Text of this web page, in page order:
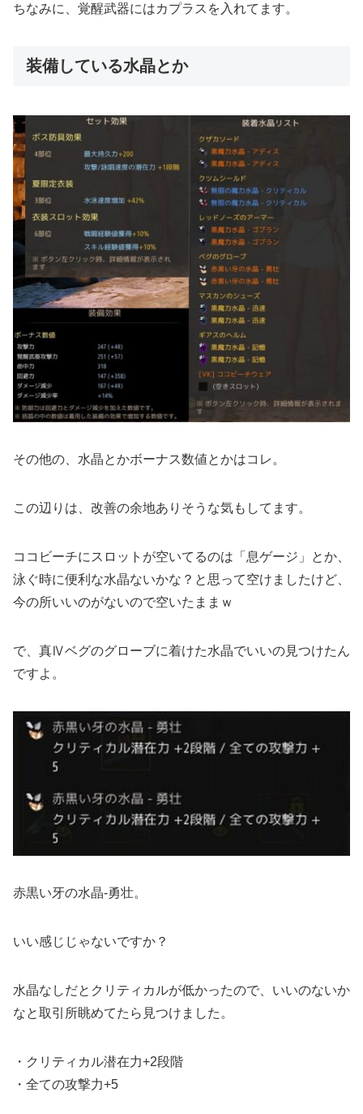
ちなみに、覚醒武器にはカプラスを入れてます。
装備している水晶とか
その他の、水晶とかボーナス数値とかはコレ。
この辺りは、改善の余地ありそうな気もしてます。
ココビーチにスロットが空いてるのは「息ゲージ」とか、
泳ぐ時に便利な水晶ないかな？と思って空けましたけど、
今の所いいのがないので空いたままｗ
で、真Ⅳベグのグローブに着けた水晶でいいの見つけたん
ですよ。
赤黒い牙の水晶-勇壮。
いい感じじゃないですか？
水晶なしだとクリティカルが低かったので、いいのないか
なと取引所眺めてたら見つけました。
・クリティカル潜在力+2段階
・全ての攻撃力+5